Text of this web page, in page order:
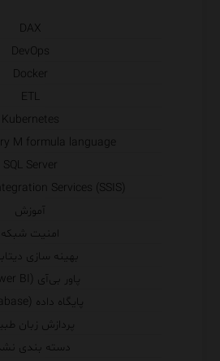
DAX
DevOps
Docker
ETL
Kubernetes
M formula language
SQL Server
Services (SSIS)
آموزش
امنیت شبکه
بهینه سازی
پاور بی‌آی (Power BI)
پایگاه داده (Database)
پردازش زبان
دسته بندی